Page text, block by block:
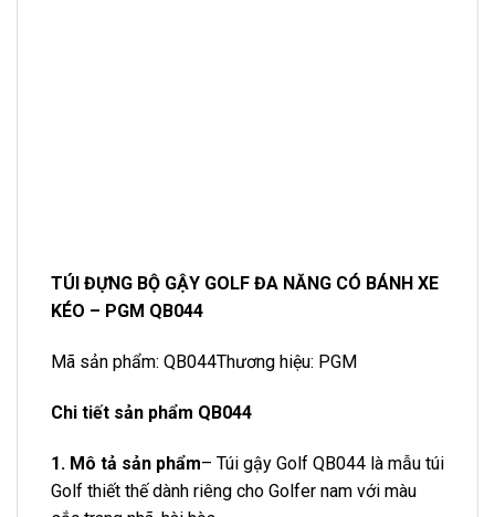
TÚI ĐỰNG BỘ GẬY GOLF ĐA NĂNG CÓ BÁNH XE
KÉO – PGM QB044
Mã sản phẩm: QB044Thương hiệu: PGM
Chi tiết sản phẩm QB044
1. Mô tả sản phẩm– Túi gậy Golf QB044 là mẫu túi
Golf thiết thế dành riêng cho Golfer nam với màu